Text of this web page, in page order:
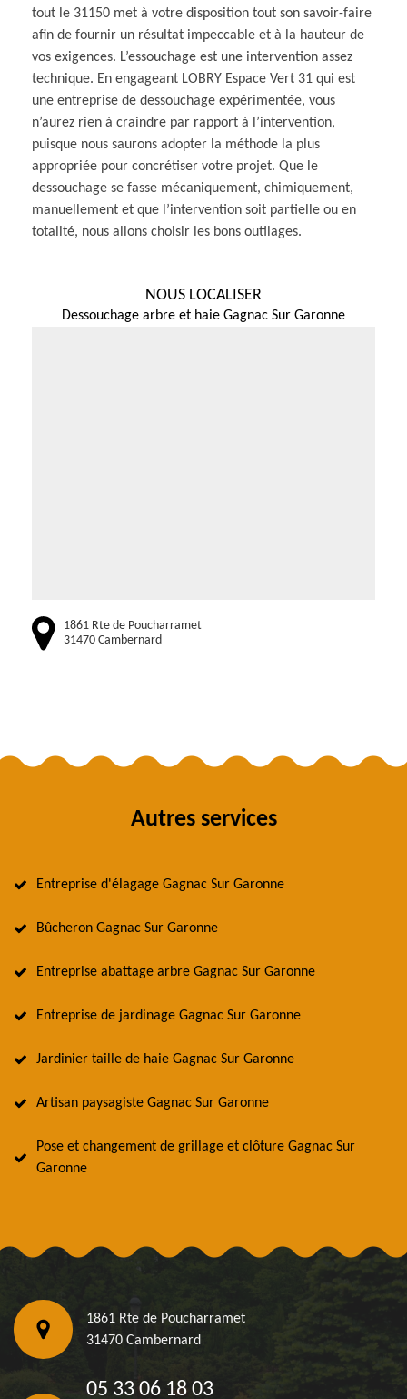
tout le 31150 met à votre disposition tout son savoir-faire
afin de fournir un résultat impeccable et à la hauteur de
vos exigences. L’essouchage est une intervention assez
technique. En engageant LOBRY Espace Vert 31 qui est
une entreprise de dessouchage expérimentée, vous
n’aurez rien à craindre par rapport à l’intervention,
puisque nous saurons adopter la méthode la plus
appropriée pour concrétiser votre projet. Que le
dessouchage se fasse mécaniquement, chimiquement,
manuellement et que l’intervention soit partielle ou en
totalité, nous allons choisir les bons outilages.
NOUS LOCALISER
Dessouchage arbre et haie Gagnac Sur Garonne
1861 Rte de Poucharramet
31470 Cambernard
Autres services
Entreprise d'élagage Gagnac Sur Garonne
Bûcheron Gagnac Sur Garonne
Entreprise abattage arbre Gagnac Sur Garonne
Entreprise de jardinage Gagnac Sur Garonne
Jardinier taille de haie Gagnac Sur Garonne
Artisan paysagiste Gagnac Sur Garonne
Pose et changement de grillage et clôture Gagnac Sur
Garonne
1861 Rte de Poucharramet
31470 Cambernard
05 33 06 18 03